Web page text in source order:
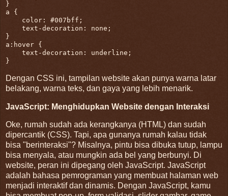
a {
color : #007bff ;
text-decoration : none;
a :hover {
text-decoration : underline;
Dengan CSS ini, tampilan website akan punya warna latar
belakang, warna teks, dan gaya yang lebih menarik.
JavaScript: Menghidupkan Website dengan Interaksi
Oke, rumah sudah ada kerangkanya (HTML) dan sudah
dipercantik (CSS). Tapi, apa gunanya rumah kalau tidak
bisa "berinteraksi"? Misalnya, pintu bisa dibuka tutup, lampu
bisa menyala, atau mungkin ada bel yang berbunyi. Di
website, peran ini dipegang oleh JavaScript. JavaScript
adalah bahasa pemrograman yang membuat halaman web
menjadi interaktif dan dinamis. Dengan JavaScript, kamu